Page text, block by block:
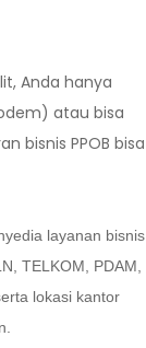
Anda hanya
atau bisa
bisnis PPOB bisa
layanan bisnis
TELKOM, PDAM,
lokasi kantor